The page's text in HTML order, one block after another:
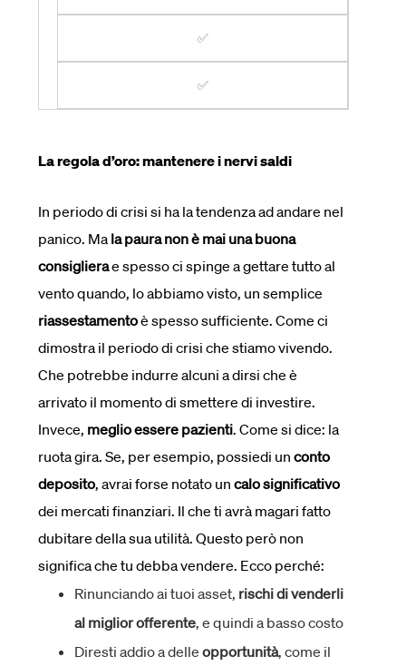
✅
✅
La regola d’oro: mantenere i nervi saldi
In periodo di crisi si ha la tendenza ad andare nel
panico. Ma la paura non è mai una buona
consiglierae spesso ci spinge a gettare tutto al
vento quando, lo abbiamo visto, un semplice
riassestamentoè spesso sufficiente. Come ci
dimostra il periodo di crisi che stiamo vivendo.
Che potrebbe indurre alcuni a dirsi che è
arrivato il momento di smettere di investire.
Invece, meglio essere pazienti. Come si dice: la
ruota gira. Se, per esempio, possiedi unconto
deposito, avrai forse notato uncalo significativo
dei mercati finanziari. Il che ti avrà magari fatto
dubitare della sua utilità. Questo però non
significa che tu debba vendere. Ecco perché:
Rinunciando ai tuoi asset, rischi di venderli
al miglior offerente, e quindi a basso costo
Diresti addio a delleopportunità, come il